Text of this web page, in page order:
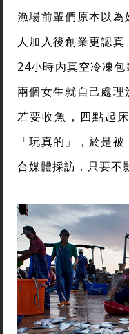
漁場前輩們原本以
人加入後創業更認
24小時內真空冷凍
兩個女生就自己處
若要收魚，四點起
「玩真的」，於是被
合媒體採訪，只要不